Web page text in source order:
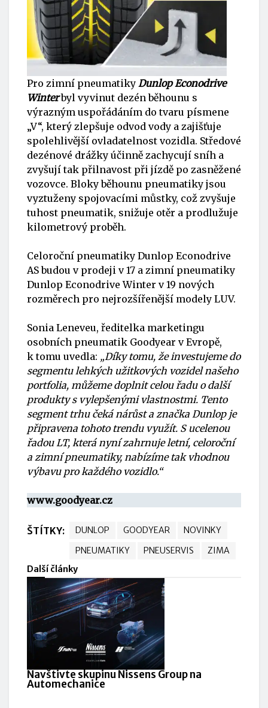
Pro zimní pneumatiky Dunlop Econodrive
Winterbyl vyvinut dezén běhounu s
výrazným uspořádáním do tvaru písmene
„V“, který zlepšuje odvod vody a zajišťuje
spolehlivější ovladatelnost vozidla. Středové
dezénové drážky účinně zachycují sníh a
zvyšují tak přilnavost při jízdě po zasněžené
vozovce. Bloky běhounu pneumatiky jsou
vyztuženy spojovacími můstky, což zvyšuje
tuhost pneumatik, snižuje otěr a prodlužuje
kilometrový proběh.
Celoroční pneumatiky Dunlop Econodrive
AS budou v prodeji v 17 a zimní pneumatiky
Dunlop Econodrive Winter v 19 nových
rozměrech pro nejrozšířenější modely LUV.
Sonia Leneveu, ředitelka marketingu
osobních pneumatik Goodyear v Evropě,
k tomu uvedla: „Díky tomu, že investujeme do
segmentu lehkých užitkových vozidel našeho
portfolia, můžeme doplnit celou řadu o další
produkty s vylepšenými vlastnostmi. Tento
segment trhu čeká nárůst a značka Dunlop je
připravena tohoto trendu využít. S ucelenou
řadou LT, která nyní zahrnuje letní, celoroční
a zimní pneumatiky, nabízíme tak vhodnou
výbavu pro každého vozidlo.“
www.goodyear.cz
ŠTÍTKY: DUNLOP GOODYEAR
NOVINKY
PNEUMATIKY
PNEUSERVIS
ZIMA
Další články
Navštivte skupinu Nissens Group na
Automechanice